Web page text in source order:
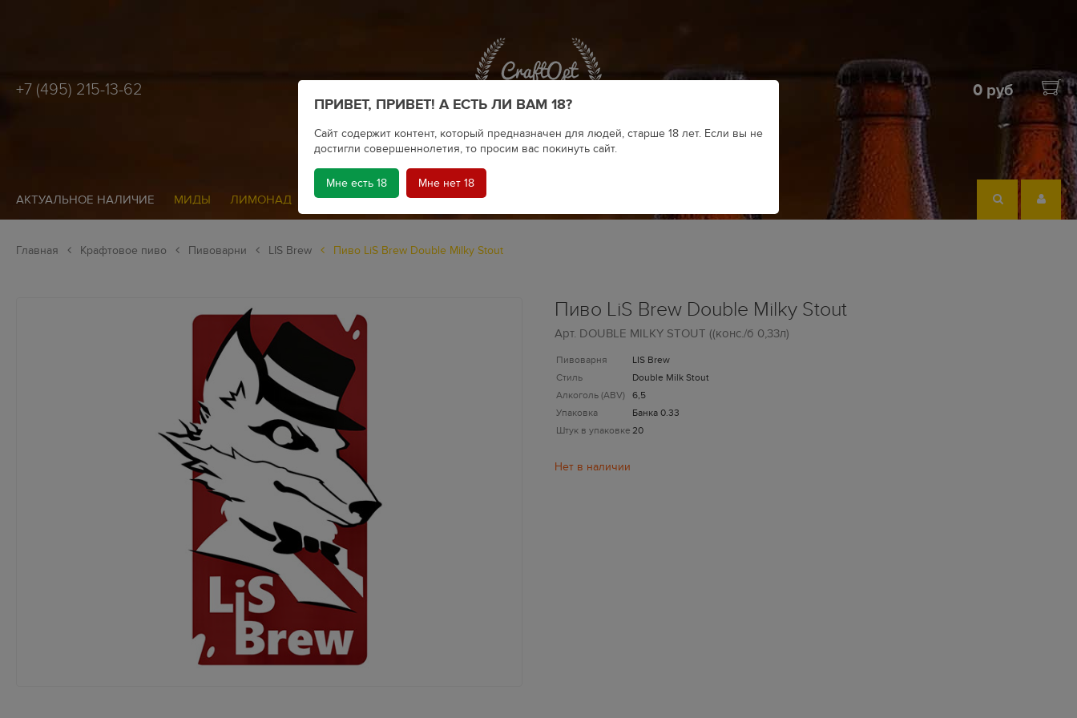
+7 (495) 215-13-62 0 руб
АКТУАЛЬНОЕ НАЛИЧИЕ МИДЫ ЛИМОНАД СИДР КРАФТОВОЕ ПИВО
Главная Крафтовое пиво Пивоварни LIS Brew Пиво LiS Brew Double Milky Stout
Пиво LiS Brew Double Milky Stout
Арт. DOUBLE MILKY STOUT ((конс./б 0,33л)
Пивоварня
LIS Brew
Стиль
Double Milk Stout
Алкоголь (ABV)
6,5
Упаковка
Банка 0.33
Штук в упаковке 20
ПРИВЕТ, ПРИВЕТ! А ЕСТЬ ЛИ ВАМ 18?
Сайт содержит контент, который предназначен для людей, старше 18 лет. Если вы не
достигли совершеннолетия, то просим вас покинуть сайт.
Мне есть 18 Мне нет 18